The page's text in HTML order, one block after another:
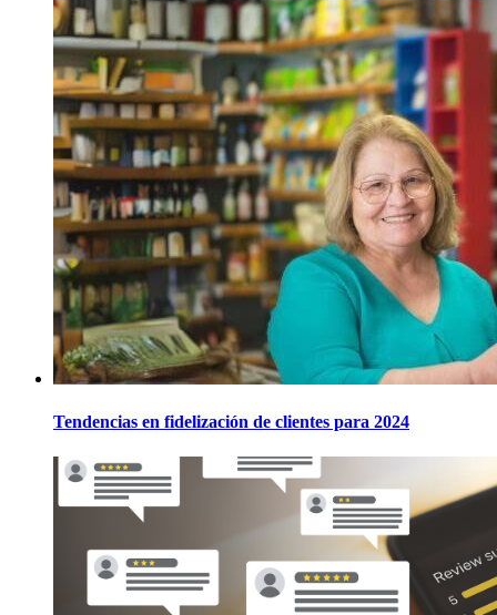
Tendencias en fidelización de clientes para 2024